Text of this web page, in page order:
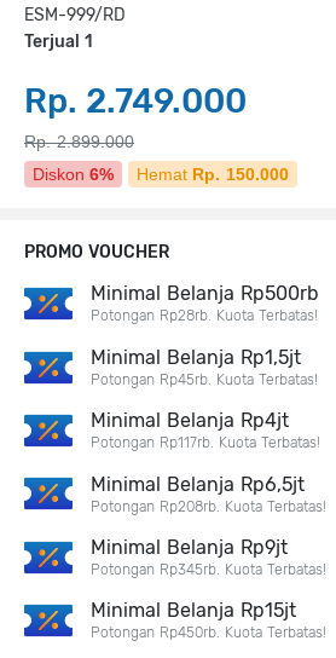
ESM-999/RD
Terjual 1
Rp. 2.749.000
Rp. 2.899.000
Diskon 6% Hemat Rp. 150.000
PROMO VOUCHER
Minimal Belanja Rp500rb
Potongan Rp28rb. Kuota Terbatas!
Minimal Belanja Rp1,5jt
Potongan Rp45rb. Kuota Terbatas!
Minimal Belanja Rp4jt
Potongan Rp117rb. Kuota Terbatas!
Minimal Belanja Rp6,5jt
Potongan Rp208rb. Kuota Terbatas!
Minimal Belanja Rp9jt
Potongan Rp345rb. Kuota Terbatas!
Minimal Belanja Rp15jt
Potongan Rp450rb. Kuota Terbatas!